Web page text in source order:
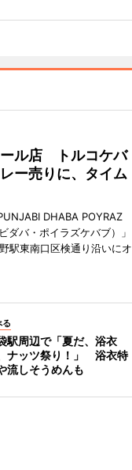
ル店 トルコケバ
ー売りに、タイム
DHABA POYRAZ
ダバ・ポイラズケバブ）」
駅東南口区検通り沿いにオ
る
駅周辺で「夏だ、浴衣
ナッツ祭り！」 浴衣特
流しそうめんも